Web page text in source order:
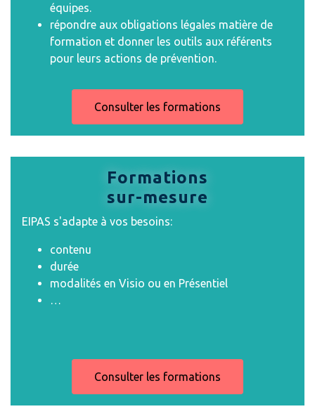
équipes.
répondre aux obligations légales matière de
formation et donner les outils aux référents
pour leurs actions de prévention.
Consulter les formations
Formations
sur-mesure
EIPAS s'adapte à vos besoins:
contenu
durée
modalités en Visio ou en Présentiel
…
Consulter les formations